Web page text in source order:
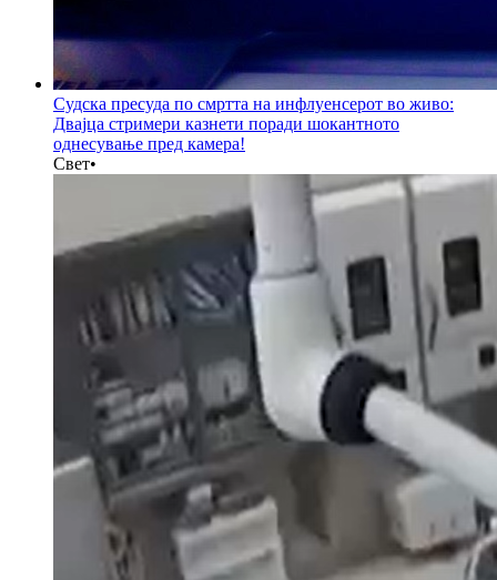
Судска пресуда по смртта на инфлуенсерот во живо:
Двајца стримери казнети поради шокантното
однесување пред камера!
Свет•